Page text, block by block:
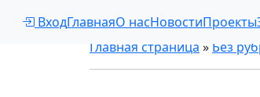
ВходГлавнаяО насНовостиПроекты
Главная страница » Без